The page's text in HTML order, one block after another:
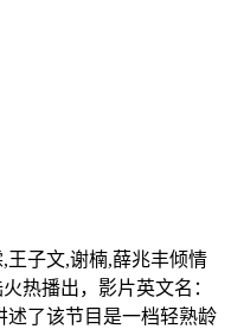
王子文,谢楠,薛兆丰倾情
热播出，影片英文名：
述了该节目是⼀档轻熟龄